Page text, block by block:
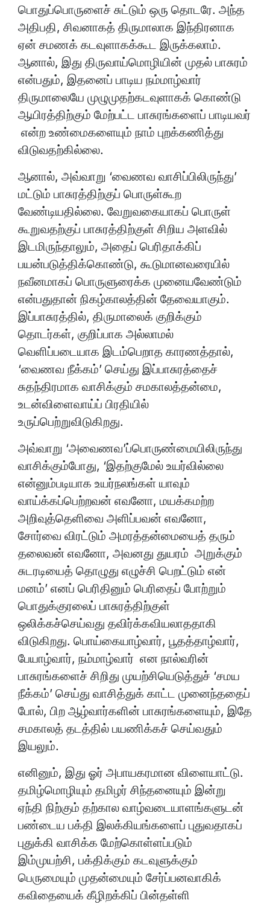
பொதுப்பொருளைச் சுட்டும் ஒரு தொடரே. அந்த
அதிபதி, சிவனாகத் திருமாலாக இந்திரனாக
ஏன் சமணக் கடவுளாகக்கூட இருக்கலாம்.
ஆனால், இது திருவாய்மொழியின் முதல் பாசுரம்
என்பதும், இதனைப் பாடிய நம்மாழ்வார்
திருமாலையே முழுமுதற்கடவுளாகக் கொண்டு
ஆயிரத்திற்கும் மேற்பட்ட பாசுரங்களைப் பாடியவர்
என்ற உண்மைகளையும் நாம் புறக்கணித்து
விடுவதற்கில்லை.
ஆனால், அவ்வாறு ‘வைணவ வாசிப்பிலிருந்து’
மட்டும் பாசுரத்திற்குப் பொருள்கூற
வேண்டியதில்லை. வேறுவகையாகப் பொருள்
கூறுவதற்குப் பாசுரத்திற்குள் சிறிய அளவில்
இடமிருந்தாலும், அதைப் பெரிதாக்கிப்
பயன்படுத்திக்கொண்டு, கூடுமானவரையில்
நவீனமாகப் பொருளுரைக்க முனையவேண்டும்
என்பதுதான் நிகழ்காலத்தின் தேவையாகும்.
இப்பாசுரத்தில், திருமாலைக் குறிக்கும்
தொடர்கள், குறிப்பாக அல்லாமல்
வெளிப்படையாக இடம்பெறாத காரணத்தால்,
‘வைணவ நீக்கம்’ செய்து இப்பாசுரத்தைச்
சுதந்திரமாக வாசிக்கும் சமகாலத்தன்மை,
உடன்விளைவாய்ப் பிரதியில்
உருப்பெற்றுவிடுகிறது.
அவ்வாறு ‘அவைணவ’ப்பொருண்மையிலிருந்து
வாசிக்கும்போது, ‘இதற்குமேல் உயர்வில்லை
என்னும்படியாக உயர்நலங்கள் யாவும்
வாய்க்கப்பெற்றவன் எவனோ, மயக்கமற்ற
அறிவுத்தெளிவை அளிப்பவன் எவனோ,
சோர்வை விரட்டும் அமரத்தன்மையைத் தரும்
தலைவன் எவனோ, அவனது துயரம் அறுக்கும்
சுடரடியைத் தொழுது எழுச்சி பெறட்டும் என்
மனம்’ எனப் பெரிதினும் பெரிதைப் போற்றும்
பொதுக்குரலைப் பாசுரத்திற்குள்
ஒலிக்கச்செய்வது தவிர்க்கவியலாததாகி
விடுகிறது. பொய்கையாழ்வார், பூதத்தாழ்வார்,
பேயாழ்வார், நம்மாழ்வார் என நால்வரின்
பாசுரங்களைச் சிறிது முயற்சியெடுத்துச் ‘சமய
நீக்கம்’ செய்து வாசித்துக் காட்ட முனைந்ததைப்
போல், பிற ஆழ்வார்களின் பாசுரங்களையும், இதே
சமகாலத் தடத்தில் பயணிக்கச் செய்வதும்
இயலும்.
எனினும், இது ஓர் அபாயகரமான விளையாட்டு.
தமிழ்மொழியும் தமிழர் சிந்தனையும் இன்று
ஏந்தி நிற்கும் தற்கால வாழ்வடையாளங்களுடன்
பண்டைய பக்தி இலக்கியங்களைப் புதுவதாகப்
புதுக்கி வாசிக்க மேற்கொள்ளப்படும்
இம்முயற்சி, பக்திக்கும் கடவுளுக்கும்
பெருமையும் முதன்மையும் சேர்ப்பனவாகிக்
கவிதையைக் கீழிறக்கிப் பின்தள்ளி